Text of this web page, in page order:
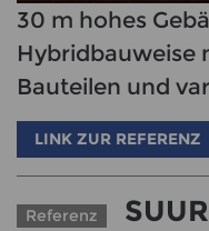
30 m hohes
Hybridbauweise
Bauteilen und
LINK ZUR REFERENZ
Referenz